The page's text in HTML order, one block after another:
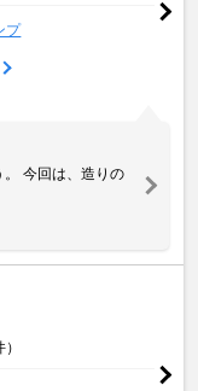
プ
今回は、造りの